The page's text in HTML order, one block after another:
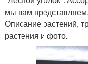
мы вам
Описание растений,
растения и фото.